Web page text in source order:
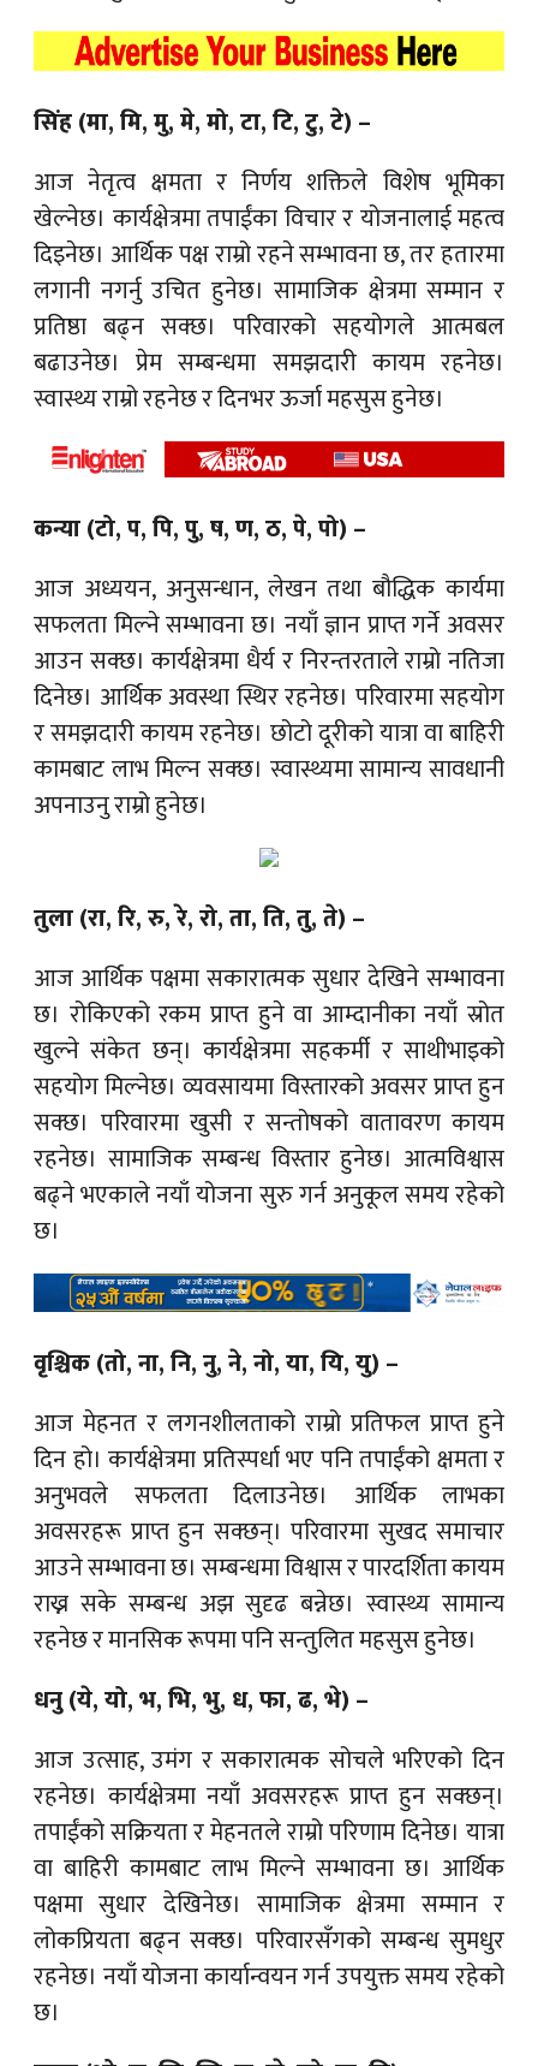
सिंह (मा, मि, मु, मे, मो, टा, टि, टु, टे) –
आज नेतृत्व क्षमता र निर्णय शक्तिले विशेष भूमिका
खेल्नेछ। कार्यक्षेत्रमा तपाईंका विचार र योजनालाई महत्व
दिइनेछ। आर्थिक पक्ष राम्रो रहने सम्भावना छ, तर हतारमा
लगानी नगर्नु उचित हुनेछ। सामाजिक क्षेत्रमा सम्मान र
प्रतिष्ठा बढ्न सक्छ। परिवारको सहयोगले आत्मबल
बढाउनेछ। प्रेम सम्बन्धमा समझदारी कायम रहनेछ।
स्वास्थ्य राम्रो रहनेछ र दिनभर ऊर्जा महसुस हुनेछ।
कन्या (टो, प, पि, पु, ष, ण, ठ, पे, पो) –
आज अध्ययन, अनुसन्धान, लेखन तथा बौद्धिक कार्यमा
सफलता मिल्ने सम्भावना छ। नयाँ ज्ञान प्राप्त गर्ने अवसर
आउन सक्छ। कार्यक्षेत्रमा धैर्य र निरन्तरताले राम्रो नतिजा
दिनेछ। आर्थिक अवस्था स्थिर रहनेछ। परिवारमा सहयोग
र समझदारी कायम रहनेछ। छोटो दूरीको यात्रा वा बाहिरी
कामबाट लाभ मिल्न सक्छ। स्वास्थ्यमा सामान्य सावधानी
अपनाउनु राम्रो हुनेछ।
तुला (रा, रि, रु, रे, रो, ता, ति, तु, ते) –
आज आर्थिक पक्षमा सकारात्मक सुधार देखिने सम्भावना
छ। रोकिएको रकम प्राप्त हुने वा आम्दानीका नयाँ स्रोत
खुल्ने संकेत छन्। कार्यक्षेत्रमा सहकर्मी र साथीभाइको
सहयोग मिल्नेछ। व्यवसायमा विस्तारको अवसर प्राप्त हुन
सक्छ। परिवारमा खुसी र सन्तोषको वातावरण कायम
रहनेछ। सामाजिक सम्बन्ध विस्तार हुनेछ। आत्मविश्वास
बढ्ने भएकाले नयाँ योजना सुरु गर्न अनुकूल समय रहेको
छ।
वृश्चिक (तो, ना, नि, नु, ने, नो, या, यि, यु) –
आज मेहनत र लगनशीलताको राम्रो प्रतिफल प्राप्त हुने
दिन हो। कार्यक्षेत्रमा प्रतिस्पर्धा भए पनि तपाईंको क्षमता र
अनुभवले सफलता दिलाउनेछ। आर्थिक लाभका
अवसरहरू प्राप्त हुन सक्छन्। परिवारमा सुखद समाचार
आउने सम्भावना छ। सम्बन्धमा विश्वास र पारदर्शिता कायम
राख्न सके सम्बन्ध अझ सुदृढ बन्नेछ। स्वास्थ्य सामान्य
रहनेछ र मानसिक रूपमा पनि सन्तुलित महसुस हुनेछ।
धनु (ये, यो, भ, भि, भु, ध, फा, ढ, भे) –
आज उत्साह, उमंग र सकारात्मक सोचले भरिएको दिन
रहनेछ। कार्यक्षेत्रमा नयाँ अवसरहरू प्राप्त हुन सक्छन्।
तपाईंको सक्रियता र मेहनतले राम्रो परिणाम दिनेछ। यात्रा
वा बाहिरी कामबाट लाभ मिल्ने सम्भावना छ। आर्थिक
पक्षमा सुधार देखिनेछ। सामाजिक क्षेत्रमा सम्मान र
लोकप्रियता बढ्न सक्छ। परिवारसँगको सम्बन्ध सुमधुर
रहनेछ। नयाँ योजना कार्यान्वयन गर्न उपयुक्त समय रहेको
छ।